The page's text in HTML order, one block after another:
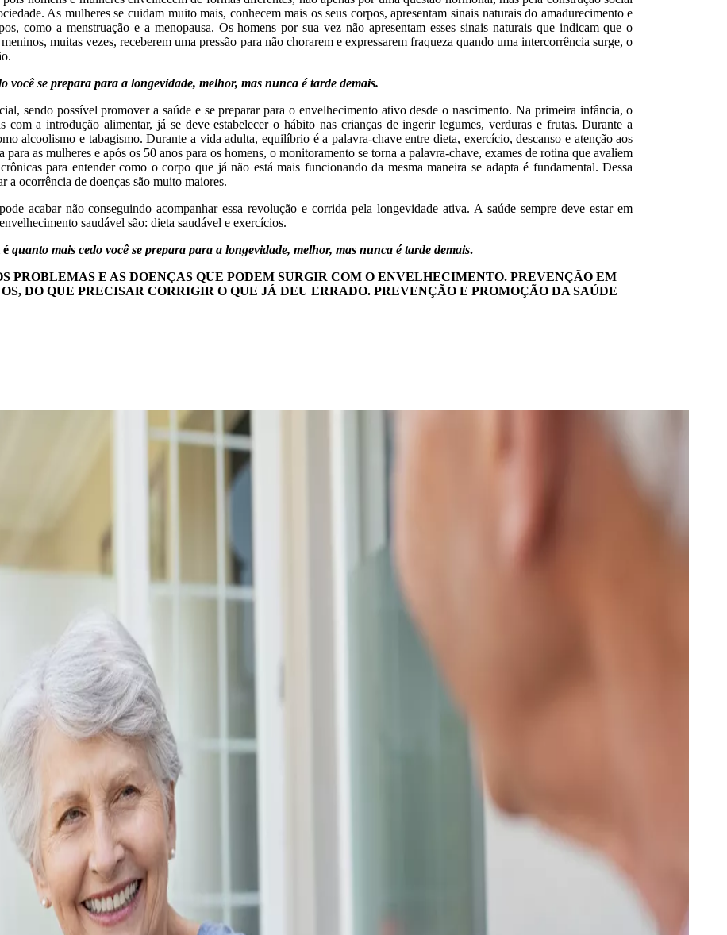
As mulheres se cuidam muito mais, conhecem mais os seus corpos, apresentam sinais naturais do amadurecimento e
como a menstruação e a menopausa. Os homens por sua vez não apresentam esses sinais naturais que indicam que o
muitas vezes, receberem uma pressão para não chorarem e expressarem fraqueza quando uma intercorrência surge, o
você se prepara para a longevidade, melhor, mas nunca é tarde demais.
sendo possível promover a saúde e se preparar para o envelhecimento ativo desde o nascimento. Na primeira infância, o
com a introdução alimentar, já se deve estabelecer o hábito nas crianças de ingerir legumes, verduras e frutas. Durante a
alcoolismo e tabagismo. Durante a vida adulta, equilíbrio é a palavra-chave entre dieta, exercício, descanso e atenção aos
as mulheres e após os 50 anos para os homens, o monitoramento se torna a palavra-chave, exames de rotina que avaliem
para entender como o corpo que já não está mais funcionando da mesma maneira se adapta é fundamental. Dessa
a ocorrência de doenças são muito maiores.
acabar não conseguindo acompanhar essa revolução e corrida pela longevidade ativa. A saúde sempre deve estar em
saudável são: dieta saudável e exercícios.
équanto mais cedo você se prepara para a longevidade, melhor, mas nunca é tarde demais.
PROBLEMAS E AS DOENÇAS QUE PODEM SURGIR COM O ENVELHECIMENTO. PREVENÇÃO EM
DO QUE PRECISAR CORRIGIR O QUE JÁ DEU ERRADO. PREVENÇÃO E PROMOÇÃO DA SAÚDE